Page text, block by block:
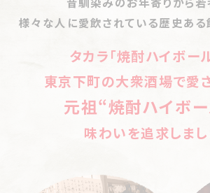
【神戸市「丸丹酒店」】“ヘンコでイヤゴ
を守るためには一つになるねんで」
【神戸市「小田商店」】「実家の台所みた
いる神戸の角打ちには震災を乗り越えた
る神戸・垂水の名店「お父さん、お母さ
【神奈川「愛知屋萩生田商店」】
横浜・
【大塚「伊勢元」】下町の「焼酎ハイボー
【東向島「丸福酒場 」】職人技の佳肴に杯
下町の「焼酎ハイボール」天国
【東向島「岩金 」】下町の文化遺産級大衆
【新小岩 「やきとりおばこ」】超辛口の「
【錦糸町 「三四郎」】昭和の香り漂う錦
理が遅かったり、間違っていたりし
てもそこはご愛敬です。
他の人のプライベートの話
お店は常連さんばかりですので隣のお客
かけられることがあります。これも下町酒
そんなきさくな常連さんでも意外と「プ
テレビのニュースやお祭りの話などを
様々な人に愛飲されている歴史ある
タカラ「焼酎ハイボール
東京下町の大衆酒場で愛
元祖“焼酎ハイボ
味わいを追求しまし